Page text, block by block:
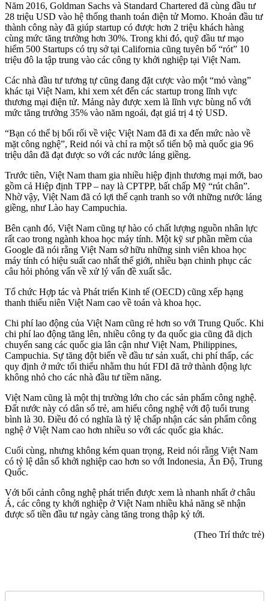
Năm 2016, Goldman Sachs và Standard Chartered đã cùng đầu tư
28 triệu USD vào hệ thống thanh toán điện tử Momo. Khoản đầu tư
thành công này đã giúp startup có được hơn 2 triệu khách hàng
cùng mức tăng trưởng hơn 30%. Trong khi đó, quỹ đầu tư mạo
hiểm 500 Startups có trụ sở tại California cũng tuyên bố “rót” 10
triệu đô la tập trung vào các công ty khởi nghiệp tại Việt Nam.
Các nhà đầu tư tương tự cũng đang đặt cược vào một “mỏ vàng”
khác tại Việt Nam, khi xem xét đến các startup trong lĩnh vực
thương mại điện tử. Mảng này được xem là lĩnh vực bùng nổ với
mức tăng trưởng 35% vào năm ngoái, đạt giá trị 4 tỷ USD.
“Bạn có thể bị bối rối về việc Việt Nam đã đi xa đến mức nào về
mặt công nghệ”, Reid nói và chỉ ra một số tiến bộ mà quốc gia 96
triệu dân đã đạt được so với các nước láng giềng.
Trước tiên, Việt Nam tham gia nhiều hiệp định thương mại mới, bao
gồm cả Hiệp định TPP – nay là CPTPP, bất chấp Mỹ “rút chân”.
Nhờ vậy, Việt Nam đã có lợi thế cạnh tranh so với những nước láng
giềng, như Lào hay Campuchia.
Bên cạnh đó, Việt Nam cũng tự hào có chất lượng nguồn nhân lực
rất cao trong ngành khoa học máy tính. Một kỹ sư phần mềm của
Google đã nói rằng Việt Nam sở hữu những sinh viên khoa học
máy tính có hiệu suất cao nhất thế giới, nhiều bạn chinh phục các
câu hỏi phỏng vấn về xử lý vấn đề xuất sắc.
Tổ chức Hợp tác và Phát triển Kinh tế (OECD) cũng xếp hạng
thanh thiếu niên Việt Nam cao về toán và khoa học.
Chi phí lao động của Việt Nam cũng rẻ hơn so với Trung Quốc. Khi
chi phí lao động tăng lên, nhiều công ty đa quốc gia cũng đã dịch
chuyển sang các quốc gia lân cận như Việt Nam, Philippines,
Campuchia. Sự tăng đột biến về đầu tư sản xuất, chi phí thấp, các
quy định ở mức tối thiểu nhằm thu hút FDI đã trở thành động lực
không nhỏ cho các nhà đầu tư tiềm năng.
Việt Nam cũng là một thị trường lớn cho các sản phẩm công nghệ.
Đất nước này có dân số trẻ, am hiểu công nghệ với độ tuổi trung
bình là 30. Điều đó có nghĩa là tỷ lệ chấp nhận các sản phẩm công
nghệ ở Việt Nam cao hơn nhiều so với các quốc gia khác.
Cuối cùng, nhưng không kém quan trọng, Reid nói rằng Việt Nam
có tỷ lệ dân số khởi nghiệp cao hơn so với Indonesia, Ấn Độ, Trung
Quốc.
Với bối cảnh công nghệ phát triển được xem là nhanh nhất ở châu
Á, các công ty khởi nghiệp ở Việt Nam nhiều khả năng sẽ nhận
được số tiền đầu tư ngày càng tăng trong thập kỷ tới.
(Theo Trí thức trẻ)